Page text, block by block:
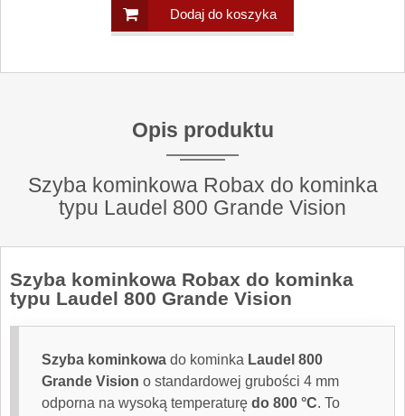
Dodaj do koszyka
Opis produktu
Szyba kominkowa Robax do kominka
typu Laudel 800 Grande Vision
Szyba kominkowa Robax do kominka
typu Laudel 800 Grande Vision
Szyba kominkowa do kominka Laudel 800
Grande Vision o standardowej grubości 4 mm
odporna na wysoką temperaturę do 800 °C. To